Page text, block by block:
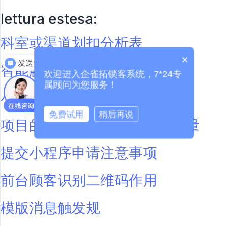
lettura estesa:
科室或渠道划扣分析表
智能触发规则
小蓝杯注册事项
项目的执行次数跟划扣项目数量
提交小程序申请注意事项
前台顾客识别二维码作用
模版消息触发规
发送资料
怎么联系
×
欢迎进入企雀拓锁客系统，7*24专
属顾问为您服务！
免费试用 稍后再说